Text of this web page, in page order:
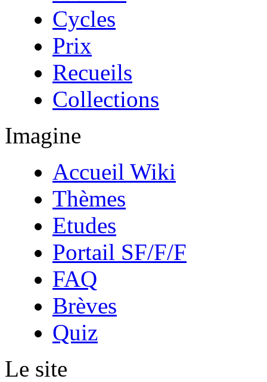
Cycles
Prix
Recueils
Collections
Imagine
Accueil Wiki
Thèmes
Etudes
Portail SF/F/F
FAQ
Brèves
Quiz
Le site